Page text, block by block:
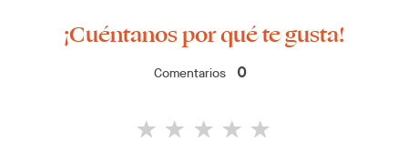
¡Cuéntanos por qué te gusta!
Comentarios 0